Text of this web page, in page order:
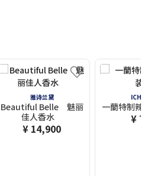
雅诗兰黛
Beautiful Belle 魅丽
佳人香水
¥ 14,900
一蘭特制辣
¥